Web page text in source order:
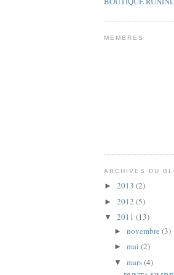
MEMBRES
ARCHIVES DU
► 2013 (2)
► 2012 (5)
▼ 2011 (13)
► novembre (3)
► mai (2)
▼ mars(4)